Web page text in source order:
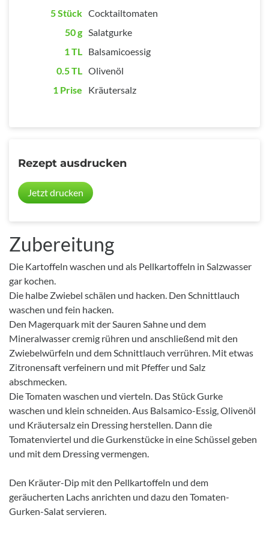
5 Stück Cocktailtomaten
50 g Salatgurke
1 TL Balsamicoessig
0.5 TL Olivenöl
1 Prise
Kräutersalz
Rezept ausdrucken
Jetzt drucken
Zubereitung
Die Kartoffeln waschen und als Pellkartoffeln in Salzwasser
gar kochen.
Die halbe Zwiebel schälen und hacken. Den Schnittlauch
waschen und fein hacken.
Den Magerquark mit der Sauren Sahne und dem
Mineralwasser cremig rühren und anschließend mit den
Zwiebelwürfeln und dem Schnittlauch verrühren. Mit etwas
Zitronensaft verfeinern und mit Pfeffer und Salz
abschmecken.
Die Tomaten waschen und vierteln. Das Stück Gurke
waschen und klein schneiden. Aus Balsamico-Essig, Olivenöl
und Kräutersalz ein Dressing herstellen. Dann die
Tomatenviertel und die Gurkenstücke in eine Schüssel geben
und mit dem Dressing vermengen.
Den Kräuter-Dip mit den Pellkartoffeln und dem
geräucherten Lachs anrichten und dazu den Tomaten-
Gurken-Salat servieren.